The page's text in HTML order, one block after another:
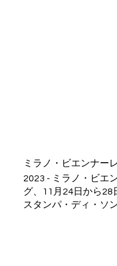
ミラノ・ビエンナー
2023 - ミラノ・ビエ
グ、11月24日から28
スタンパ・ディ・ソ